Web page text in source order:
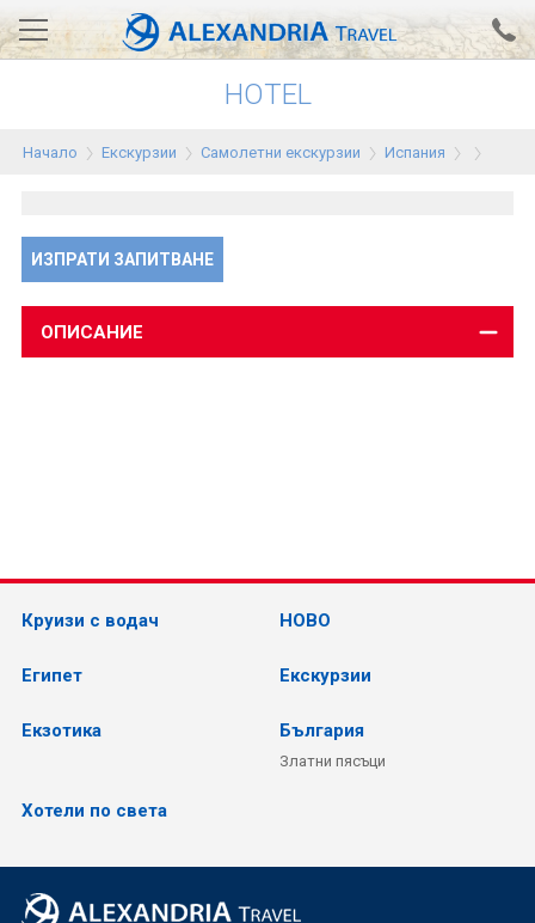
Проверка на резервация
АЛЕКСАНДРИЯ хотели
Турция
Гърция
Египет
HOTEL
Начало Екскурзии Самолетни екскурзии Испания
ИЗПРАТИ ЗАПИТВАНЕ
ОПИСАНИЕ
Круизи с водач НОВО
Египет Екскурзии
Екзотика България
Златни пясъци
Хотели по света